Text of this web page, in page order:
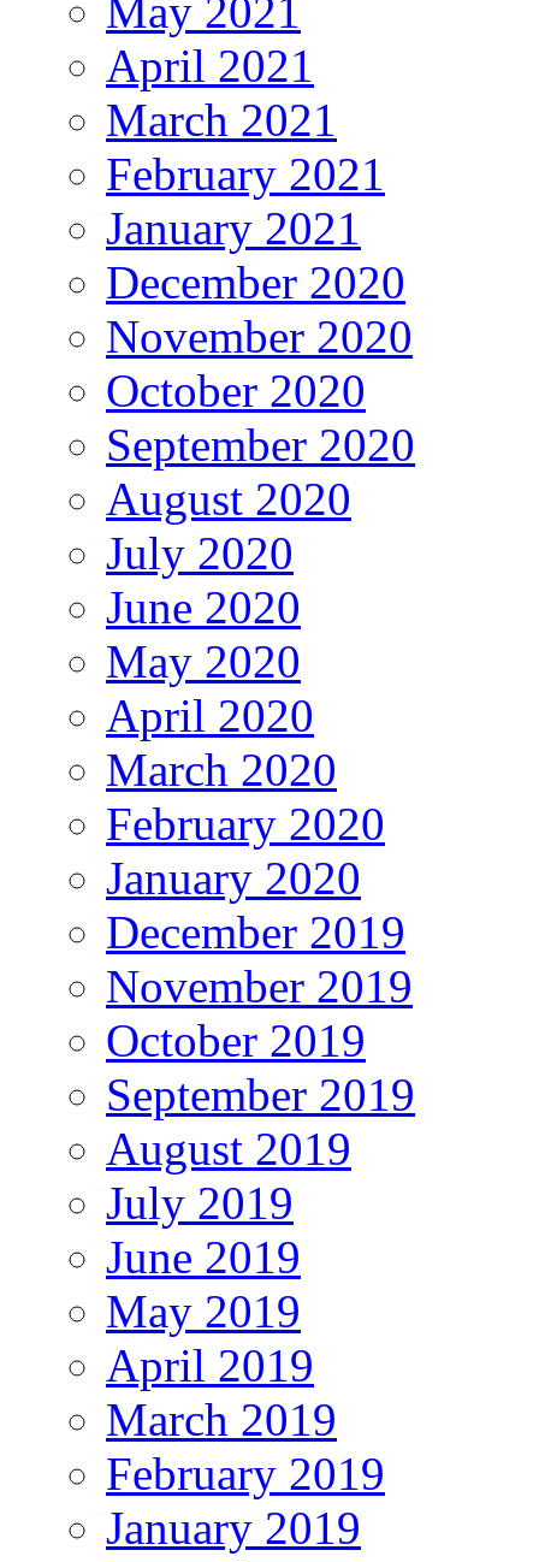
May 2021
April 2021
March 2021
February 2021
January 2021
December 2020
November 2020
October 2020
September 2020
August 2020
July 2020
June 2020
May 2020
April 2020
March 2020
February 2020
January 2020
December 2019
November 2019
October 2019
September 2019
August 2019
July 2019
June 2019
May 2019
April 2019
March 2019
February 2019
January 2019